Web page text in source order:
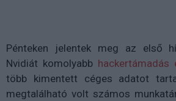
Pénteken jelentek meg az első
Nvidiát komolyabb hackertámadás
több kimentett céges adatot
megtalálható volt számos